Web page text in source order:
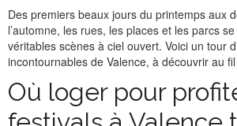
Des premiers beaux jours du printemps aux
l’automne, les rues, les places et les parcs
véritables scènes à ciel ouvert. Voici un tour
incontournables de Valence, à découvrir au
Où loger pour